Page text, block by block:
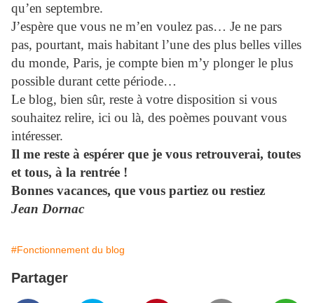
qu’en septembre.
J’espère que vous ne m’en voulez pas… Je ne pars
pas, pourtant, mais habitant l’une des plus belles villes
du monde, Paris, je compte bien m’y plonger le plus
possible durant cette période…
Le blog, bien sûr, reste à votre disposition si vous
souhaitez relire, ici ou là, des poèmes pouvant vous
intéresser.
Il me reste à espérer que je vous retrouverai, toutes
et tous, à la rentrée !
Bonnes vacances, que vous partiez ou restiez
Jean Dornac
#Fonctionnement du blog
Partager